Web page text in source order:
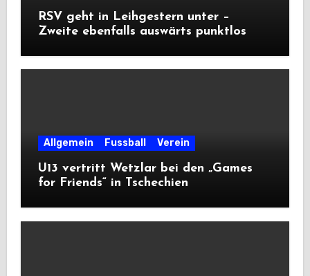
RSV geht in Leihgestern unter –
Zweite ebenfalls auswärts punktlos
Allgemein Fussball Verein
U13 vertritt Wetzlar bei den „Games
for Friends“ in Tschechien